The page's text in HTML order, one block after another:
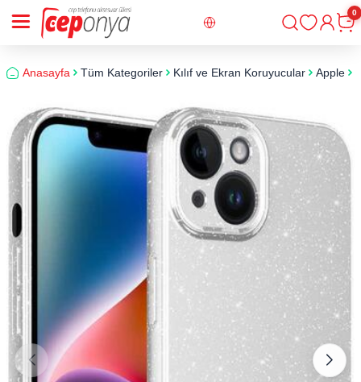
Giriş
0
Anasayfa Tüm Kategoriler Kılıf ve Ekran Koruyucular Apple